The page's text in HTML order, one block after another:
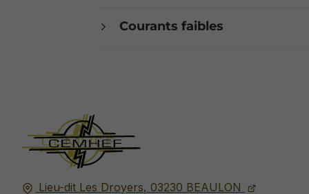
Courants faibles
Lieu-dit Les Droyers,03230 BEAULON